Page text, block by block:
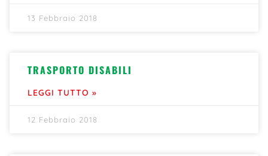
13 Febbraio 2018
TRASPORTO DISABILI
LEGGI TUTTO »
12 Febbraio 2018